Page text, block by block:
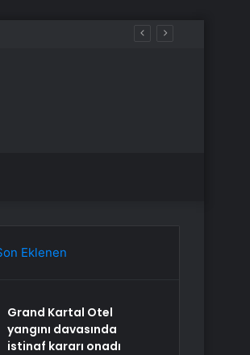
Eklenen
Grand Kartal Otel
yangını davasında
istinaf kararı onadı